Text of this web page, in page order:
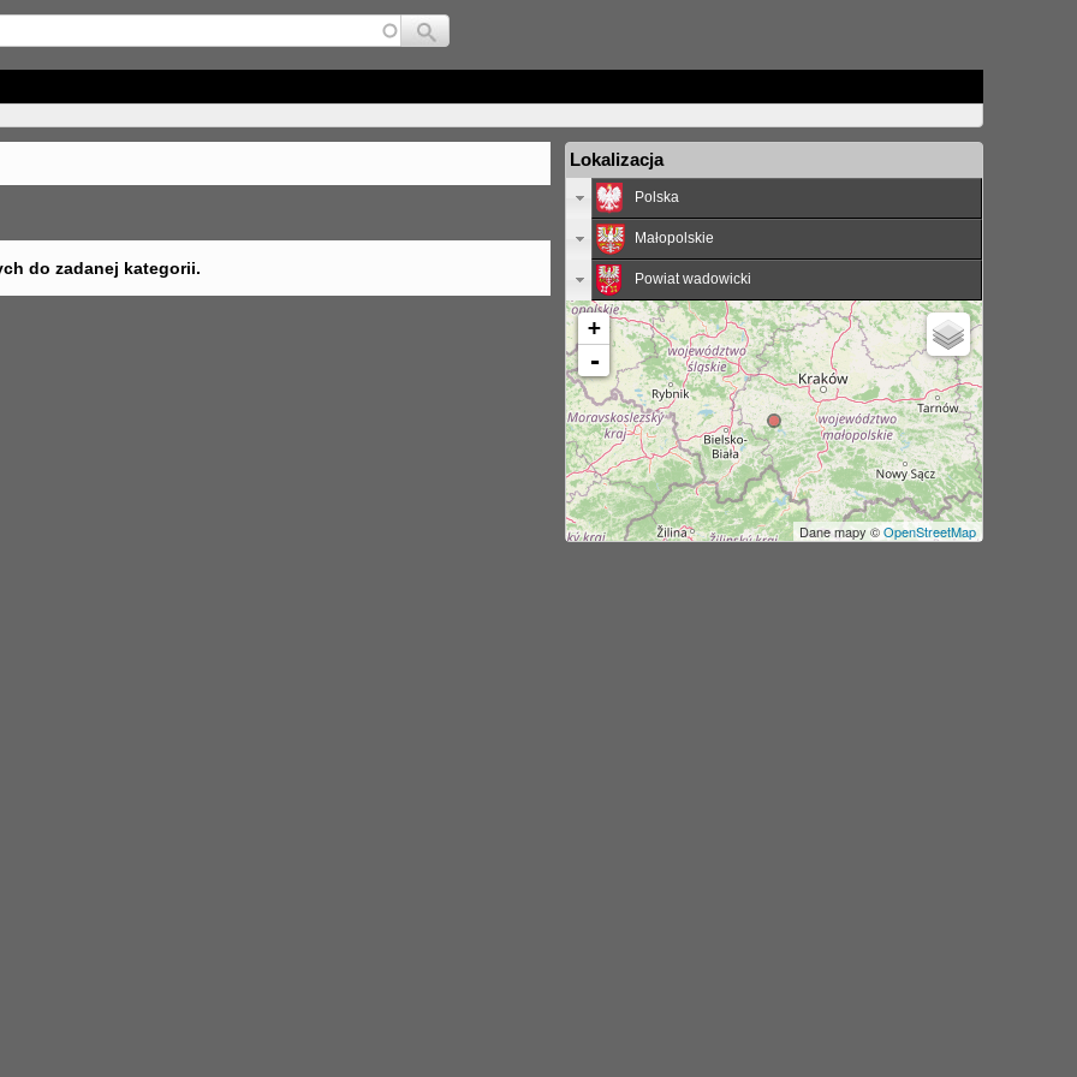
Jump to navigation
do zadanej kategorii.
Lokalizacja
Polska
Małopolskie
Powiat wadowicki
+
-
Dane mapy ©OpenStreetMap